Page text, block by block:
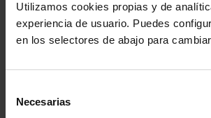
Utilizamos cookies propias y de
experiencia de usuario. Puedes
en los selectores de abajo para
Necesarias